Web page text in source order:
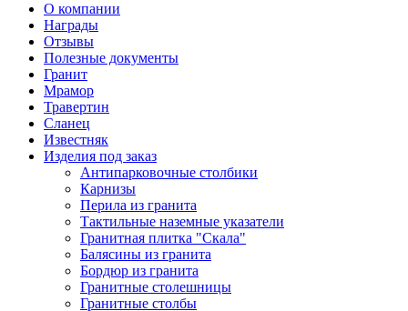
О компании
Награды
Отзывы
Полезные документы
Гранит
Мрамор
Травертин
Сланец
Известняк
Изделия под заказ
Антипарковочные столбики
Карнизы
Перила из гранита
Тактильные наземные указатели
Гранитная плитка "Скала"
Балясины из гранита
Бордюр из гранита
Гранитные столешницы
Гранитные столбы